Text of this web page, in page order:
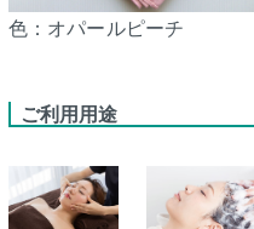
色：オパールピーチ
ご利用用途